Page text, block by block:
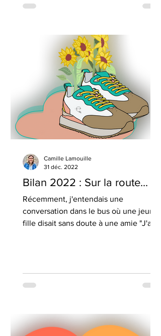
Bilan 2022 : Sur la route...
Récemment, j'entendais une
conversation dans le bus où une jeune
fille disait sans doute à une amie "J'ai
Camille Lamouille
31 déc. 2022